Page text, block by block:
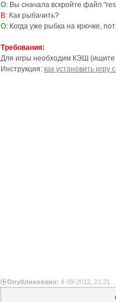
О: Вы сначала вскройте файл
В: Как рыбачить?
О: Когда уже рыбка на крючке,
Требования:
Для игры необходим КЭШ (ищите
Инструкция: как установить
Опубликовано: 4-09-2012, 21:21